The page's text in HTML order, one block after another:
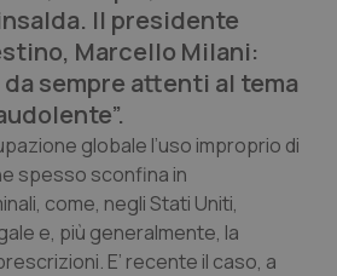
coronaropatie
Il presidente
Marcello Milani:
sempre attenti al tema
globale l’uso improprio di
spesso sconfina in
come, negli Stati Uniti,
e, più generalmente, la
E’ recente il caso, a